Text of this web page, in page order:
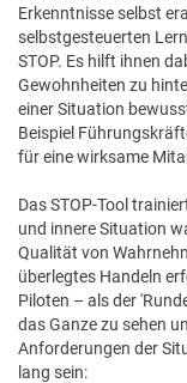
Erkenntnisse selbst
selbstgesteuerten
STOP. Es hilft ihnen
Gewohnheiten zu
einer Situation
Beispiel
für eine wirksame
Das STOP-Tool
und innere Situation
Qualität von
überlegtes Handeln
Piloten – als der
das Ganze zu sehen
Anforderungen der
lang sein: